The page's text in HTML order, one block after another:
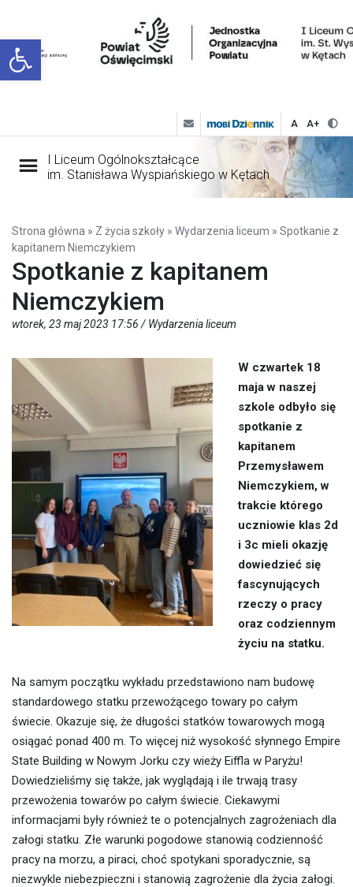
Open toolbar
A A+
I Liceum Ogólnokształcące
im. Stanisława Wyspiańskiego w Kętach
Strona główna » Z życia szkoły » Wydarzenia liceum » Spotkanie z
kapitanem Niemczykiem
Spotkanie z kapitanem
Niemczykiem
wtorek, 23 maj 2023 17:56 / Wydarzenia liceum
W czwartek 18
maja w naszej
szkole odbyło się
spotkanie z
kapitanem
Przemysławem
Niemczykiem, w
trakcie którego
uczniowie klas 2d
i 3c mieli okazję
dowiedzieć się
fascynujących
rzeczy o pracy
oraz codziennym
życiu na statku.
Na samym początku wykładu przedstawiono nam budowę
standardowego statku przewożącego towary po całym
świecie. Okazuje się, że długości statków towarowych mogą
osiągać ponad 400 m. To więcej niż wysokość słynnego Empire
State Building w Nowym Jorku czy wieży Eiffla w Paryżu!
Dowiedzieliśmy się także, jak wyglądają i ile trwają trasy
przewożenia towarów po całym świecie. Ciekawymi
informacjami były również te o potencjalnych zagrożeniach dla
załogi statku. Złe warunki pogodowe stanowią codzienność
pracy na morzu, a piraci, choć spotykani sporadycznie, są
niezwykle niebezpieczni i stanowią zagrożenie dla życia załogi.